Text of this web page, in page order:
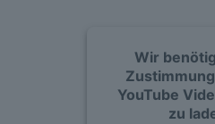
Wir
YouTube
zu